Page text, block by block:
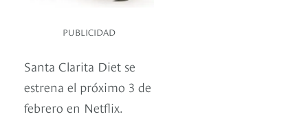
PUBLICIDAD
Santa Clarita Diet se
estrena el próximo 3 de
febrero en Netflix.